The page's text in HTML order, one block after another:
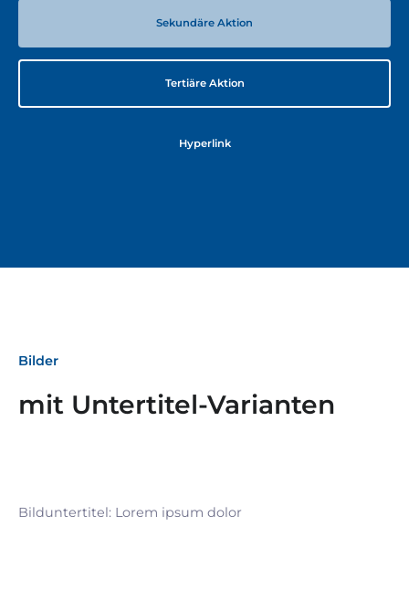
Sekundäre Aktion
Tertiäre Aktion
Hyperlink
Bilder
mit Untertitel-Varianten
Bilduntertitel: Lorem ipsum dolor